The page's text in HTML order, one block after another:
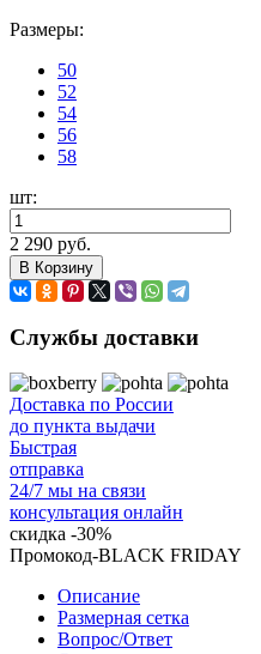
Размеры:
50
52
54
56
58
шт:
2 290 руб.
В Корзину
Службы доставки
Доставка по России
до пункта выдачи
Быстрая
отправка
24/7 мы на связи
консультация онлайн
скидка -30%
Промокод-BLACK FRIDAY
Описание
Размерная сетка
Вопрос/Ответ